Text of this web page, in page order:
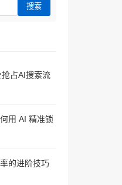
搜索
占AI搜索流
用 AI 精准锁
的进阶技巧